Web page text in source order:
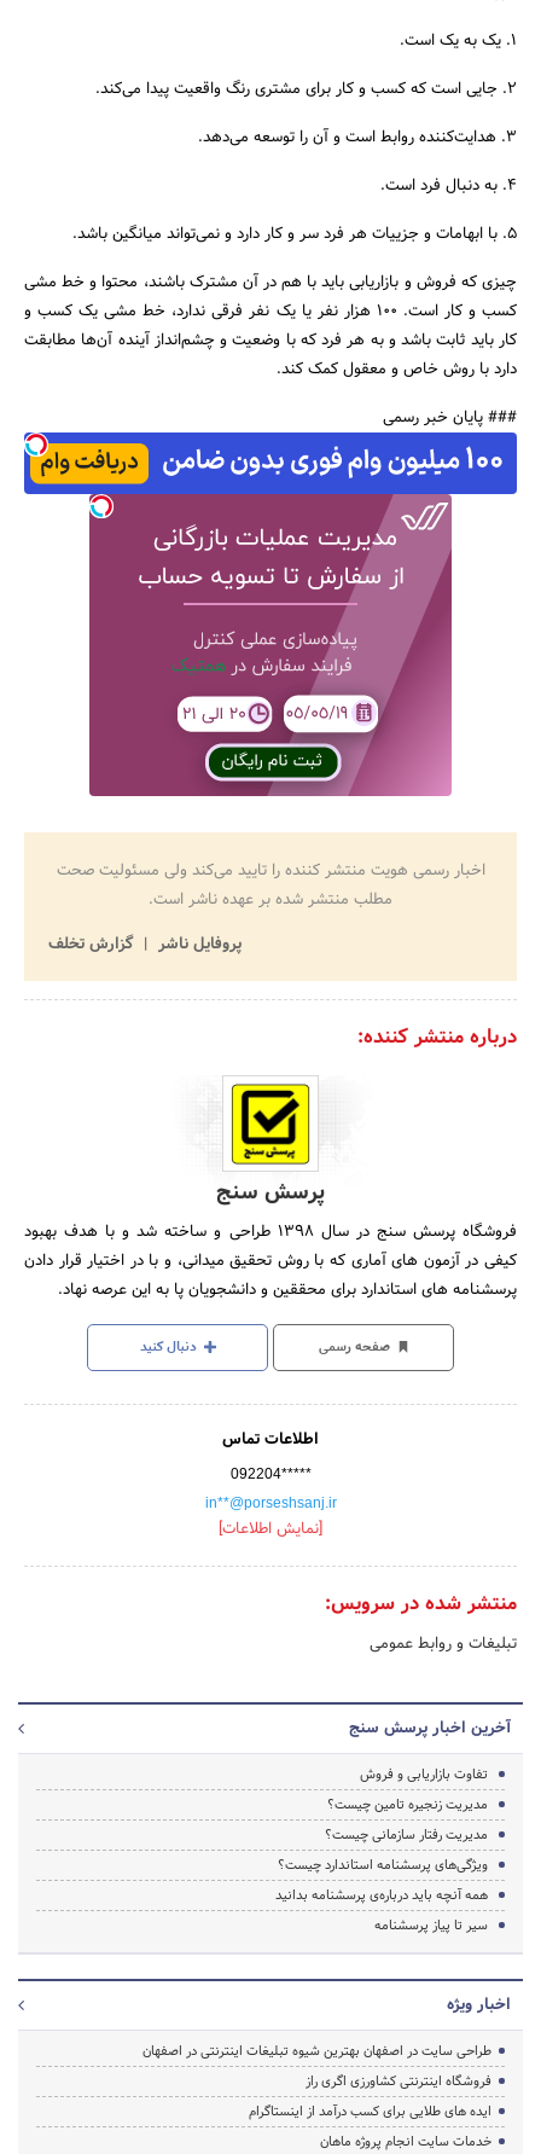
۱. یک به یک است.
۲. جایی است که کسب و کار برای مشتری رنگ واقعیت پیدا می‌کند.
۳. هدایت‌کننده روابط است و آن را توسعه می‌دهد.
۴. به دنبال فرد است.
۵. با ابهامات و جزییات هر فرد سر و کار دارد و نمی‌تواند میانگین باشد.
چیزی که فروش و بازاریابی باید با هم در آن مشترک باشند، محتوا و خط مشی
کسب و کار است. ۱۰۰ هزار نفر یا یک نفر فرقی ندارد، خط مشی یک کسب و
کار باید ثابت باشد و به هر فرد که با وضعیت و چشم‌انداز آینده آن‌ها مطابقت
دارد با روش خاص و معقول کمک کند.
### پایان خبر رسمی
اخبار رسمی هویت منتشر کننده را تایید می‌کند ولی مسئولیت صحت
مطلب منتشر شده بر عهده ناشر است.
پروفایل ناشر
گزارش تخلف
درباره منتشر کننده:
پرسش سنج
فروشگاه پرسش سنج در سال 1398 طراحی و ساخته شد و با هدف بهبود
کیفی در آزمون های آماری که با روش تحقیق میدانی، و با در اختیار قرار دادن
پرسشنامه های استاندارد برای محققین و دانشجویان پا به این عرصه نهاد.
صفحه رسمی دنبال کنید
اطلاعات تماس
092204*****
in**@porseshsanj.ir
[نمایش اطلاعات]
منتشر شده در سرویس:
تبلیغات و روابط عمومی
آخرین اخبار پرسش سنج
تفاوت بازاریابی و فروش
مدیریت زنجیره تامین چیست؟
مدیریت رفتار سازمانی چیست؟
ویژگی‌های پرسشنامه استاندارد چیست؟
همه آنچه باید درباره‌ی پرسشنامه بدانید
سیر تا پیاز پرسشنامه
اخبار ویژه
طراحی سایت در اصفهان بهترین شیوه تبلیغات اینترنتی در اصفهان
فروشگاه اینترنتی کشاورزی اگری راز
ایده های طلایی برای کسب درآمد از اینستاگرام
خدمات سایت انجام پروژه ماهان